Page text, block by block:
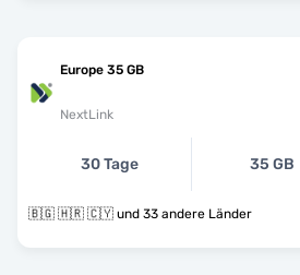
Europe 35 GB
NextLink
30 Tage 35 GB
🇧🇬 🇭🇷 🇨🇾 und 33 andere Länder